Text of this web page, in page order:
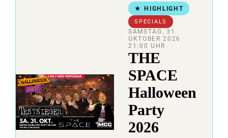
★ HIGHLIGHT
SPECIALS
SAMSTAG, 31.
OKTOBER 2026
·
21:00 UHR
THE
SPACE
Halloween
Party
2026